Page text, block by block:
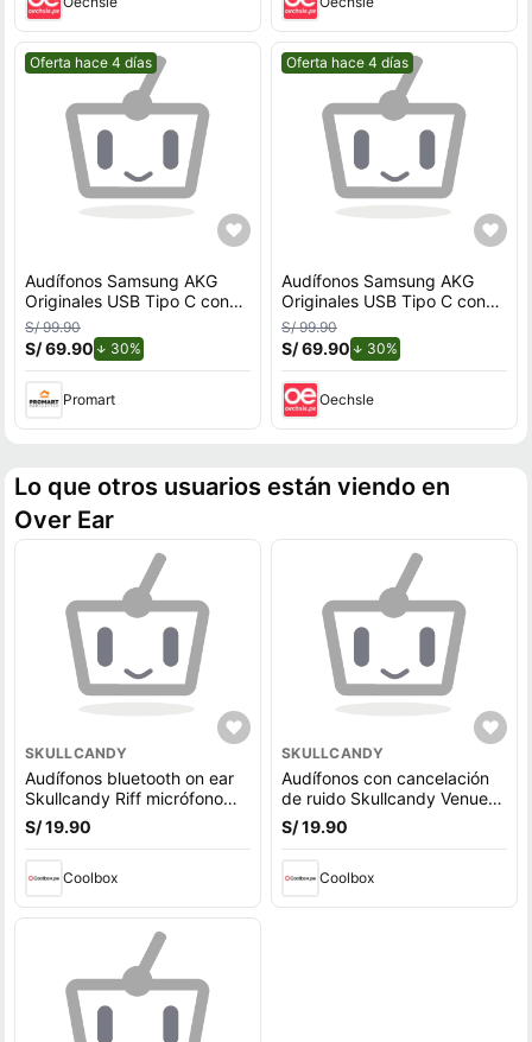
Mejor precio.
Oferta hace 4 días
Audífonos Samsung AKG
Originales USB Tipo C con
Micrófono Color Negro
S/ 99.90
S/ 69.90 30%
Promart
Mejor precio.
Oferta hace 4 días
Audífonos Samsung AKG
Originales USB Tipo C con
Micrófono Color Negro
S/ 99.90
S/ 69.90 30%de descuento.
Oechsle
Lo que otros usuarios están viendo en
Over Ear
SKULLCANDY
Audífonos bluetooth on ear
Skullcandy Riff micrófono
incorporado, máx. 12 horas,
control de música y
S/ 19.90
Coolbox
SKULLCANDY
Audífonos con cancelación
de ruido Skullcandy Venue
micrófono incorporado, máx.
24 horas, control música y
S/ 19.90
Coolbox